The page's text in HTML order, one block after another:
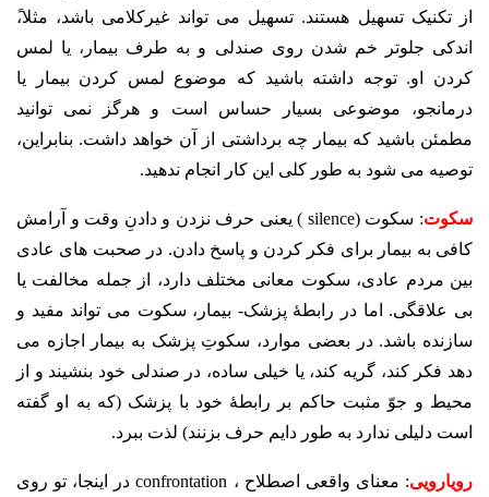
از تکنیک تسهیل هستند. تسهیل می تواند غیرکلامی باشد، مثلا،ً
اندکی جلوتر خم شدن روی صندلی و به طرف بیمار، یا لمس
کردن او. توجه داشته باشید که موضوع لمس کردن بیمار یا
درمانجو، موضوعی بسیار حساس است و هرگز نمی توانید
مطمئن باشید که بیمار چه برداشتی از آن خواهد داشت. بنابراین،
توصیه می شود به طور کلی این کار انجام ندهید.
سکوت
: سکوت (silence ) یعنی حرف نزدن و دادنِ وقت و آرامش
کافی به بیمار برای فکر کردن و پاسخ دادن. در صحبت های عادی
بین مردم عادی، سکوت معانی مختلف دارد، از جمله مخالفت یا
بی علاقگی. اما در رابطۀ پزشک- بیمار، سکوت می تواند مفید و
سازنده باشد. در بعضی موارد، سکوتِ پزشک به بیمار اجازه می
دهد فکر کند، گریه کند، یا خیلی ساده، در صندلی خود بنشیند و از
محیط و جوّ مثبت حاکم بر رابطۀ خود با پزشک (که به او گفته
است دلیلی ندارد به طور دایم حرف بزنند) لذت ببرد.
رویارویی
: معنای واقعی اصطلاح ، confrontation در اینجا، تو روی